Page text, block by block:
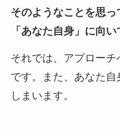
そのようなことを思
「あなた自身」に向い
それでは、アプロー
です。また、あなた
しまいます。